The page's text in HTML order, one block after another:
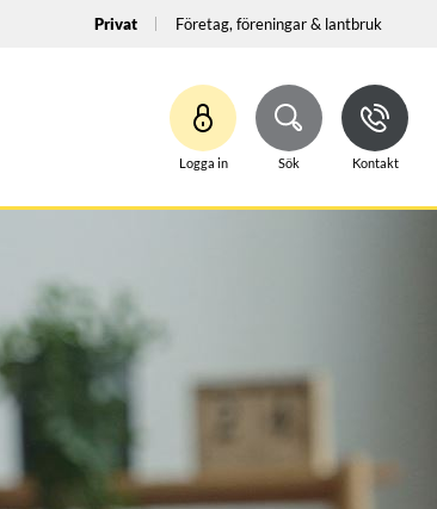
Privat Företag, föreningar & lantbruk
Logga in Sök Kontakt